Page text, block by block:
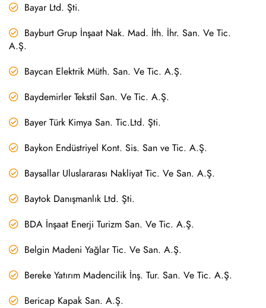
Bayar Ltd. Şti.
Bayburt Grup İnşaat Nak. Mad. İth. İhr. San. Ve Tic.
A.Ş.
Baycan Elektrik Müth. San. Ve Tic. A.Ş.
Baydemirler Tekstil San. Ve Tic. A.Ş.
Bayer Türk Kimya San. Tic.Ltd. Şti.
Baykon Endüstriyel Kont. Sis. San ve Tic. A.Ş.
Baysallar Uluslararası Nakliyat Tic. Ve San. A.Ş.
Baytok Danışmanlık Ltd. Şti.
BDA İnşaat Enerji Turizm San. Ve Tic. A.Ş.
Belgin Madeni Yağlar Tic. Ve San. A.Ş.
Bereke Yatırım Madencilik İnş. Tur. San. Ve Tic. A.Ş.
Bericap Kapak San. A.Ş.